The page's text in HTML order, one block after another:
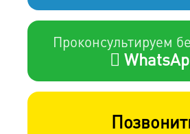
Проконсультируем